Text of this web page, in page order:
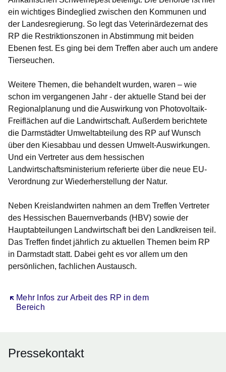
ein wichtiges Bindeglied zwischen den Kommunen und
der Landesregierung. So legt das Veterinärdezernat des
RP die Restriktionszonen in Abstimmung mit beiden
Ebenen fest. Es ging bei dem Treffen aber auch um andere
Tierseuchen.
Weitere Themen, die behandelt wurden, waren – wie
schon im vergangenen Jahr - der aktuelle Stand bei der
Regionalplanung und die Auswirkung von Photovoltaik-
Freiflächen auf die Landwirtschaft. Außerdem berichtete
die Darmstädter Umweltabteilung des RP auf Wunsch
über den Kiesabbau und dessen Umwelt-Auswirkungen.
Und ein Vertreter aus dem hessischen
Landwirtschaftsministerium referierte über die neue EU-
Verordnung zur Wiederherstellung der Natur.
Neben Kreislandwirten nahmen an dem Treffen Vertreter
des Hessischen Bauernverbands (HBV) sowie der
Hauptabteilungen Landwirtschaft bei den Landkreisen teil.
Das Treffen findet jährlich zu aktuellen Themen beim RP
in Darmstadt statt. Dabei geht es vor allem um den
persönlichen, fachlichen Austausch.
Mehr Infos zur Arbeit des RP in dem
Bereich
Öffnet sich in einem neuen Fenster
Pressekontakt